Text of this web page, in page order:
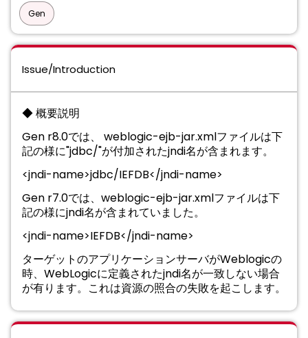
Gen
Issue/Introduction
◆ 概要説明
Gen r8.0では、 weblogic-ejb-jar.xmlファイルは下
記の様に"jdbc/"が付加されたjndi名が含まれます。
<jndi-name>jdbc/IEFDB</jndi-name>
Gen r7.0では、weblogic-ejb-jar.xmlファイルは下
記の様にjndi名が含まれていました。
<jndi-name>IEFDB</jndi-name>
ターゲットのアプリケーションサーバがWeblogicの
時、WebLogicに定義されたjndi名が一致しない場合
が有ります。これは資源の照合の失敗を起こします。